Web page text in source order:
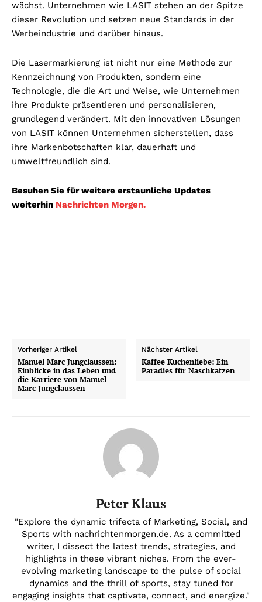
wächst. Unternehmen wie LASIT stehen an der Spitze
dieser Revolution und setzen neue Standards in der
Werbeindustrie und darüber hinaus.
Die Lasermarkierung ist nicht nur eine Methode zur
Kennzeichnung von Produkten, sondern eine
Technologie, die die Art und Weise, wie Unternehmen
ihre Produkte präsentieren und personalisieren,
grundlegend verändert. Mit den innovativen Lösungen
von LASIT können Unternehmen sicherstellen, dass
ihre Markenbotschaften klar, dauerhaft und
umweltfreundlich sind.
Besuhen Sie für weitere erstaunliche Updates
weiterhin Nachrichten Morgen.
Vorheriger Artikel
Manuel Marc Jungclaussen:
Einblicke in das Leben und
die Karriere von Manuel
Marc Jungclaussen
Nächster Artikel
Kaffee Kuchenliebe: Ein
Paradies für Naschkatzen
Peter Klaus
"Explore the dynamic trifecta of Marketing, Social, and
Sports with nachrichtenmorgen.de. As a committed
writer, I dissect the latest trends, strategies, and
highlights in these vibrant niches. From the ever-
evolving marketing landscape to the pulse of social
dynamics and the thrill of sports, stay tuned for
engaging insights that captivate, connect, and energize."